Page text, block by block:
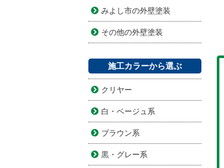
みよし市の外壁塗装
その他の外壁塗装
施工カラーから選ぶ
クリヤー
白・ベージュ系
ブラウン系
黒・グレー系